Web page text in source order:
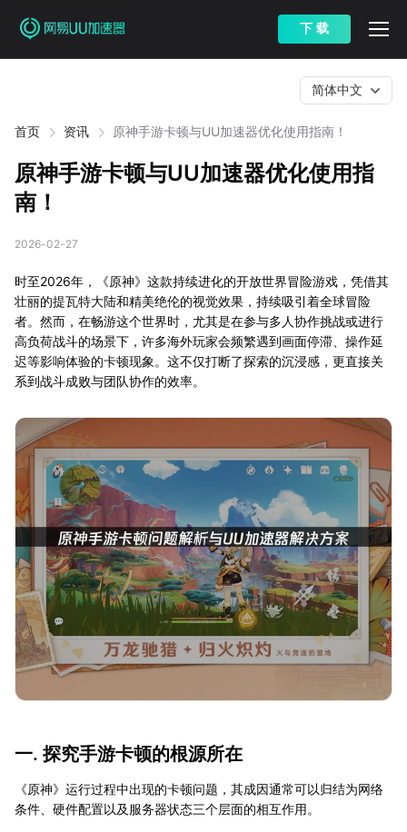
下 载
首页 资讯 原神手游卡顿与UU加速器优化使用指南！
简体中文
原神手游卡顿与UU加速器优化使用指
南！
2026-02-27
时至2026年，《原神》这款持续进化的开放世界冒险游戏，凭借其
壮丽的提瓦特大陆和精美绝伦的视觉效果，持续吸引着全球冒险
者。然而，在畅游这个世界时，尤其是在参与多人协作挑战或进行
高负荷战斗的场景下，许多海外玩家会频繁遇到画面停滞、操作延
迟等影响体验的卡顿现象。这不仅打断了探索的沉浸感，更直接关
系到战斗成败与团队协作的效率。
一. 探究手游卡顿的根源所在
《原神》运行过程中出现的卡顿问题，其成因通常可以归结为网络
条件、硬件配置以及服务器状态三个层面的相互作用。